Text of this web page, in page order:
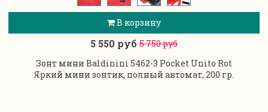
В корзину
5 550 руб 5 750 руб
Зонт мини Baldinini 5462-3 Pocket Unito Rot
Яркий мини зонтик, полный автомат, 200 гр.